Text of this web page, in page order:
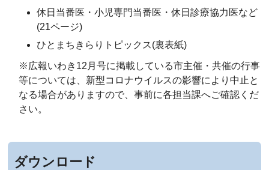
休日当番医・小児専門当番医・休日診療協力医など
(21ページ)
ひとまちきらりトピックス(裏表紙)
※広報いわき12月号に掲載している市主催・共催の行事
等については、新型コロナウイルスの影響により中止と
なる場合がありますので、事前に各担当課へご確認くだ
さい。
ダウンロード